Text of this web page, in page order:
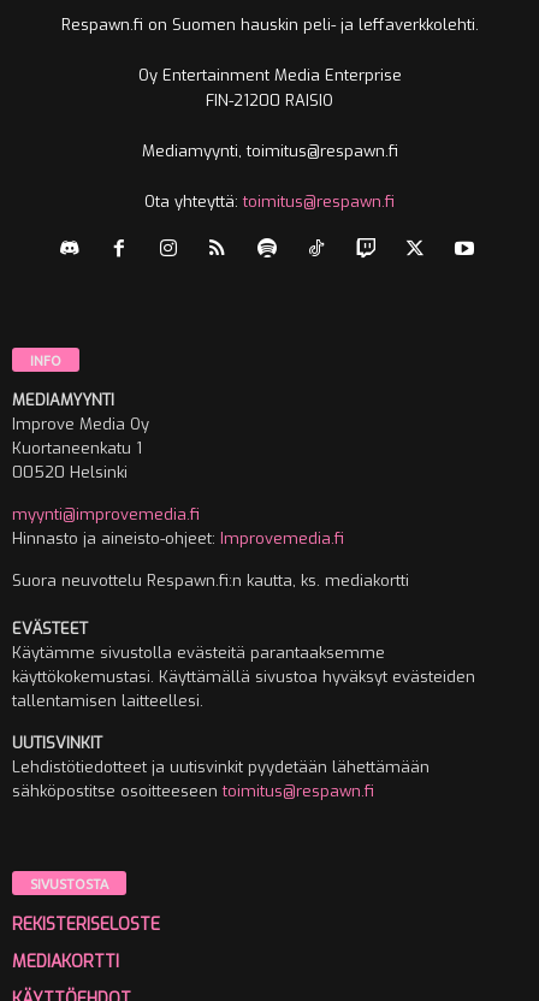
Respawn.fi on Suomen hauskin peli- ja leffaverkkolehti.
Oy Entertainment Media Enterprise
FIN-21200 RAISIO
Mediamyynti, toimitus@respawn.fi
Ota yhteyttä:toimitus@respawn.fi
INFO
MEDIAMYYNTI
Improve Media Oy
Kuortaneenkatu 1
00520 Helsinki
myynti@improvemedia.fi
Hinnasto ja aineisto-ohjeet: Improvemedia.fi
Suora neuvottelu Respawn.fi:n kautta, ks. mediakortti
EVÄSTEET
Käytämme sivustolla evästeitä parantaaksemme
käyttökokemustasi. Käyttämällä sivustoa hyväksyt evästeiden
tallentamisen laitteellesi.
UUTISVINKIT
Lehdistötiedotteet ja uutisvinkit pyydetään lähettämään
sähköpostitse osoitteeseentoimitus@respawn.fi
SIVUSTOSTA
REKISTERISELOSTE
MEDIAKORTTI